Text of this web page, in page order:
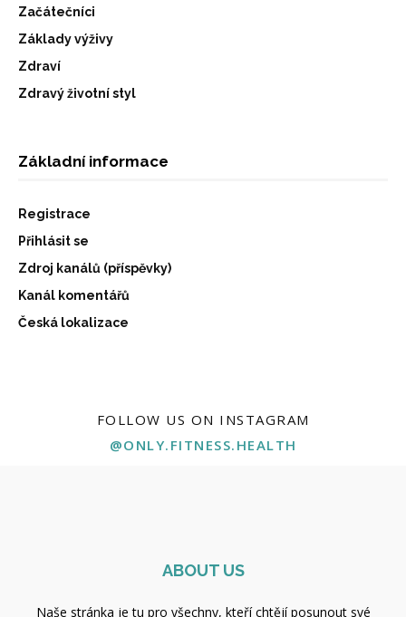
Začátečníci
Základy výživy
Zdraví
Zdravý životní styl
Základní informace
Registrace
Přihlásit se
Zdroj kanálů (příspěvky)
Kanál komentářů
Česká lokalizace
FOLLOW US ON INSTAGRAM
@ONLY.FITNESS.HEALTH
ABOUT US
Naše stránka je tu pro všechny, kteří chtějí posunout své